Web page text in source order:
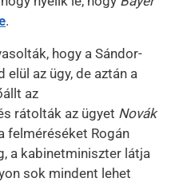
.
hogy a Sándor-
az ügy, de aztán a
az
rátolták az ügyet Novák
felméréséket Rogán
a kabinetminiszter látja
sok mindent lehet